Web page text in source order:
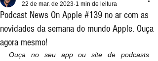
Podcast News On Apple #139 no ar com as
novidades da semana do mundo Apple. Ouça
agora mesmo!
22 de mar. de 2023 1 min de leitura
Ouça no seu app ou site de podcasts